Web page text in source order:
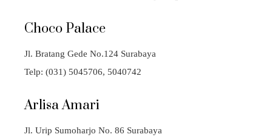
Choco Palace
Jl. Bratang Gede No.124 Surabaya
Telp: (031) 5045706, 5040742
Arlisa Amari
Jl. Urip Sumoharjo No. 86 Surabaya